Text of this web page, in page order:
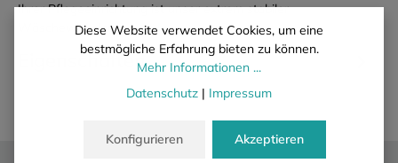
Ihrer Pflegeeinrichtung ist unser extrem stabiler
Wäschewickelsack…Mehr
Eigenschaften
Diese Website verwendet Cookies, um eine
bestmögliche Erfahrung bieten zu können.
Mehr Informationen ...
Datenschutz | Impressum
Konfigurieren Akzeptieren